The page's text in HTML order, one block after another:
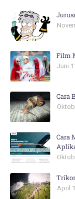
Film
Juni
Cara
Cara
April